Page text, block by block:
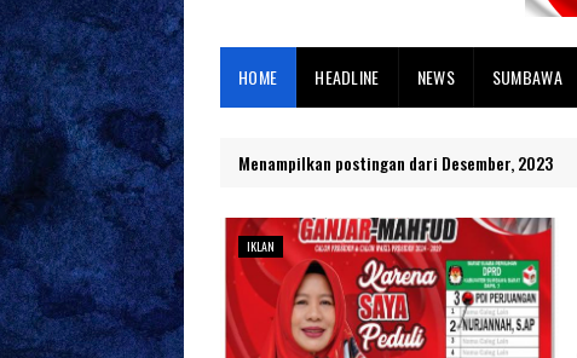
HOME HEADLINE NEWS SUMBAWA
Menampilkan postingan dari Desember, 2023
IKLAN